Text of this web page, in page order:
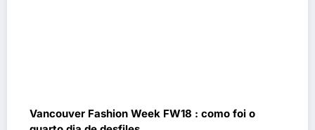
Vancouver Fashion Week FW18 : como foi o